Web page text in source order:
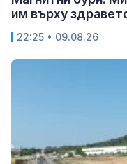
им върху
22:25 • 09.08.26